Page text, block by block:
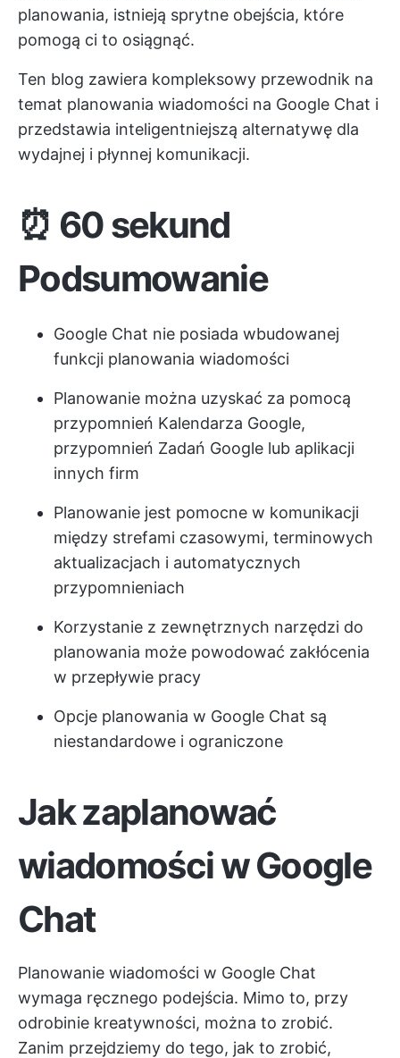
planowania, istnieją sprytne obejścia, które
pomogą ci to osiągnąć.
Ten blog zawiera kompleksowy przewodnik na
temat planowania wiadomości na Google Chat i
przedstawia inteligentniejszą alternatywę dla
wydajnej i płynnej komunikacji.
⏰ 60 sekund
Podsumowanie
Google Chat nie posiada wbudowanej
funkcji planowania wiadomości
Planowanie można uzyskać za pomocą
przypomnień Kalendarza Google,
przypomnień Zadań Google lub aplikacji
innych firm
Planowanie jest pomocne w komunikacji
między strefami czasowymi, terminowych
aktualizacjach i automatycznych
przypomnieniach
Korzystanie z zewnętrznych narzędzi do
planowania może powodować zakłócenia
w przepływie pracy
Opcje planowania w Google Chat są
niestandardowe i ograniczone
Jak zaplanować
wiadomości w Google
Chat
Planowanie wiadomości w Google Chat
wymaga ręcznego podejścia. Mimo to, przy
odrobinie kreatywności, można to zrobić.
Zanim przejdziemy do tego, jak to zrobić,